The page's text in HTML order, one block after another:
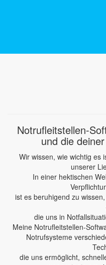
Notrufleitstellen-
und die
Wir wissen, wie wichtig es
unserer
In einer hektischen
ist es beruhigend zu
die uns in
Meine Notrufleitstellen-
Notrufsysteme
die uns ermöglicht,